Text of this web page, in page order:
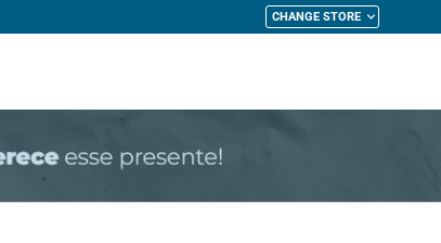
CHANGE STORE